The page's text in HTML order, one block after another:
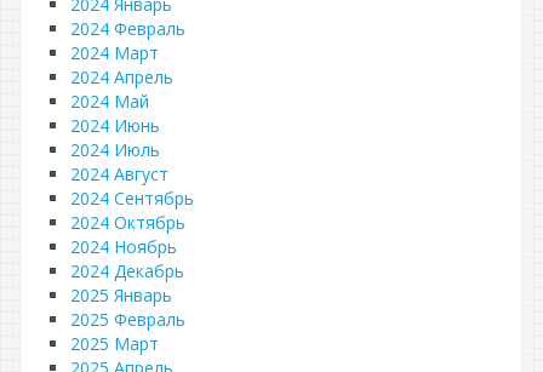
2024 Февраль
2024 Март
2024 Апрель
2024 Май
2024 Июнь
2024 Июль
2024 Август
2024 Сентябрь
2024 Октябрь
2024 Ноябрь
2024 Декабрь
2025 Январь
2025 Февраль
2025 Март